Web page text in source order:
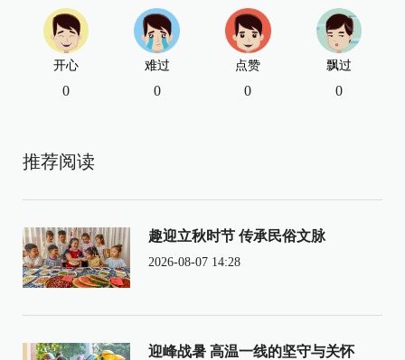
开心
0
难过
0
点赞
0
飘过
0
推荐阅读
趣迎立秋时节 传承民俗文脉
2026-08-07 14:28
迎峰战暑 高温一线的坚守与关怀